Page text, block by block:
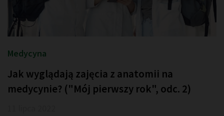
Medycyna
Jak wyglądają zajęcia z anatomii na
medycynie? ("Mój pierwszy rok", odc. 2)